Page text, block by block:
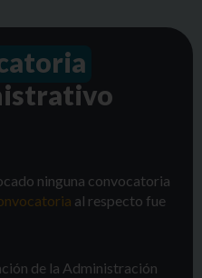
ninguna convocatoria
al respecto fue
de la Administración